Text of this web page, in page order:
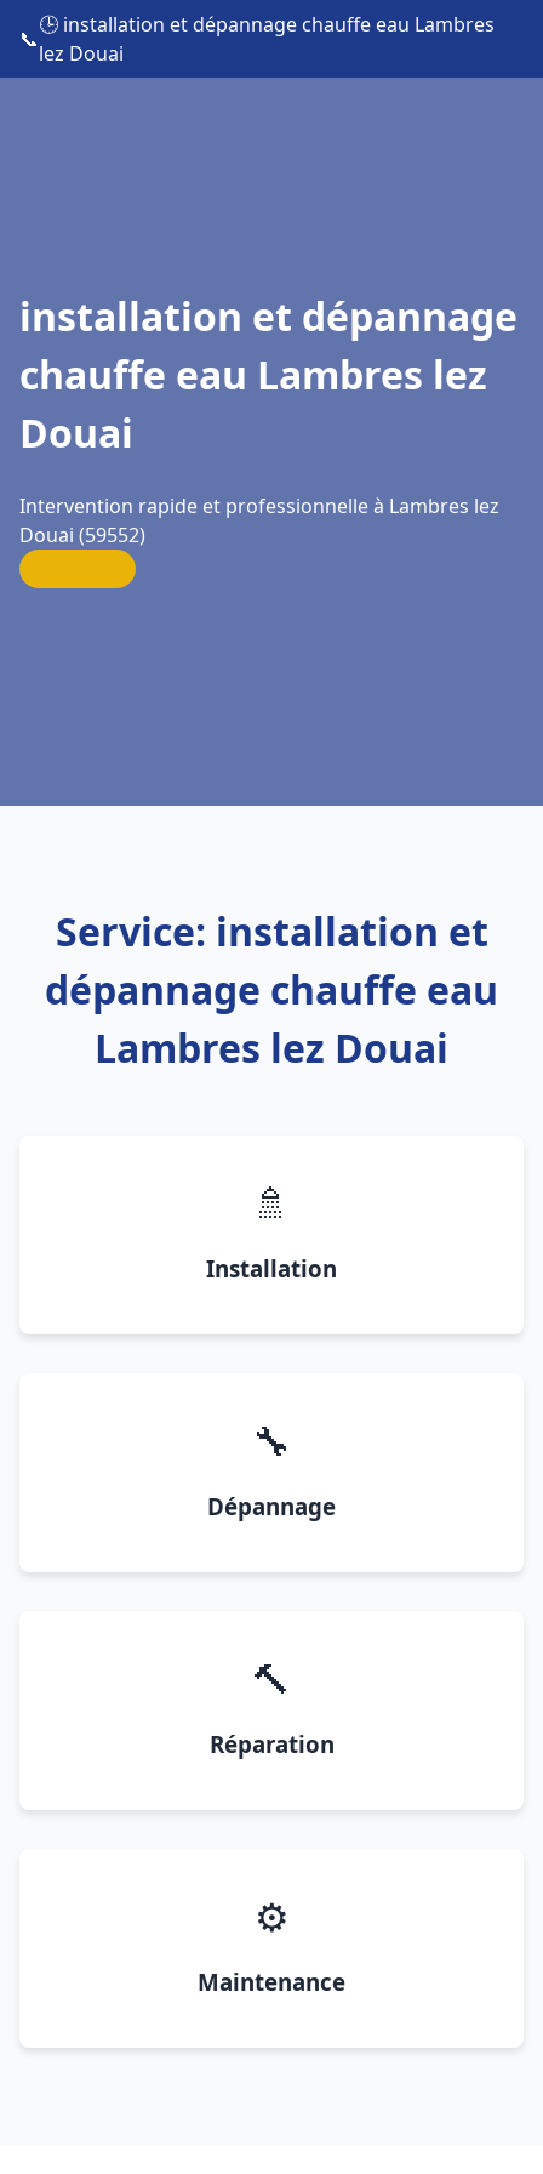
📞
🕒 installation et dépannage chauffe eau Lambres
lez Douai
installation et dépannage
chauffe eau Lambres lez
Douai
Intervention rapide et professionnelle à Lambres lez
Douai (59552)
Service: installation et
dépannage chauffe eau
Lambres lez Douai
🚿
Installation
🔧
Dépannage
🔨
Réparation
⚙️
Maintenance